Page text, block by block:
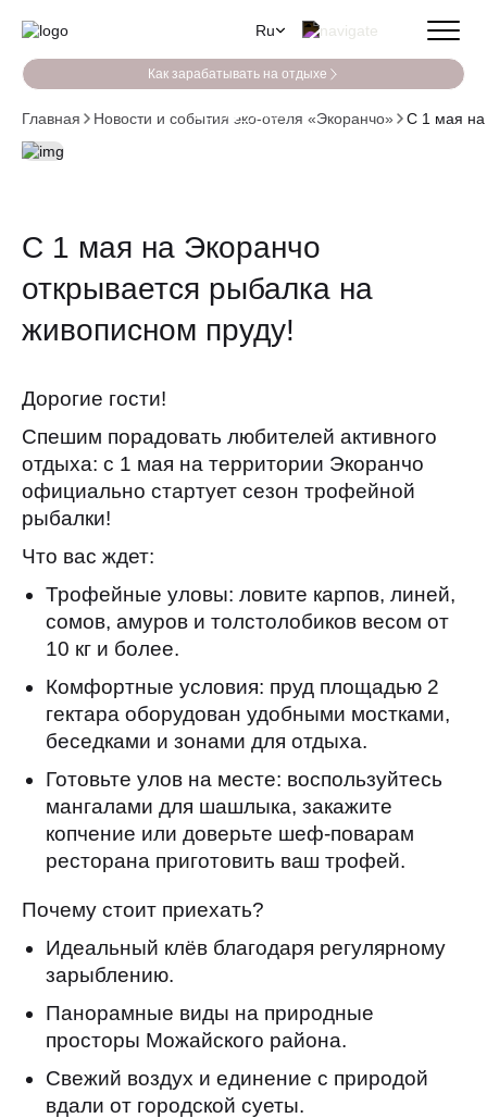
Ru
Как зарабатывать на отдыхе
Главная Новости и события эко-отеля «Экоранчо» С 1 мая на
Лето Зима
С 1 мая на Экоранчо
открывается рыбалка на
живописном пруду!
Дорогие гости!
Спешим порадовать любителей активного
отдыха: с 1 мая на территории Экоранчо
официально стартует сезон трофейной
рыбалки!
Что вас ждет:
Трофейные уловы: ловите карпов, линей,
сомов, амуров и толстолобиков весом от
10 кг и более.
Комфортные условия: пруд площадью 2
гектара оборудован удобными мостками,
беседками и зонами для отдыха.
Готовьте улов на месте: воспользуйтесь
мангалами для шашлыка, закажите
копчение или доверьте шеф-поварам
ресторана приготовить ваш трофей.
Почему стоит приехать?
Идеальный клёв благодаря регулярному
зарыблению.
Панорамные виды на природные
просторы Можайского района.
Свежий воздух и единение с природой
вдали от городской суеты.